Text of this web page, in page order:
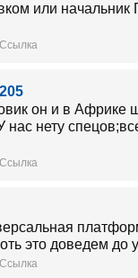
или начальник
Ссылка
он и в Африке
нас нету
Ссылка
это доведем до
Ссылка